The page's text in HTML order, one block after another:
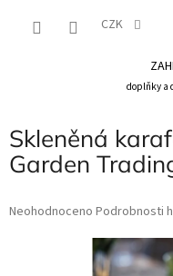
CZK
doplňky a
Skleněná
Garden
Průměrné
Neohodnoceno Podrobnosti